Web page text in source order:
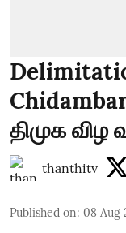
திமுக விழ
thanthitv
Published on: 08 Aug